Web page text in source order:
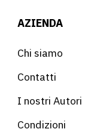
AZIENDA
Chi siamo
Contatti
I nostri Autori
Condizioni